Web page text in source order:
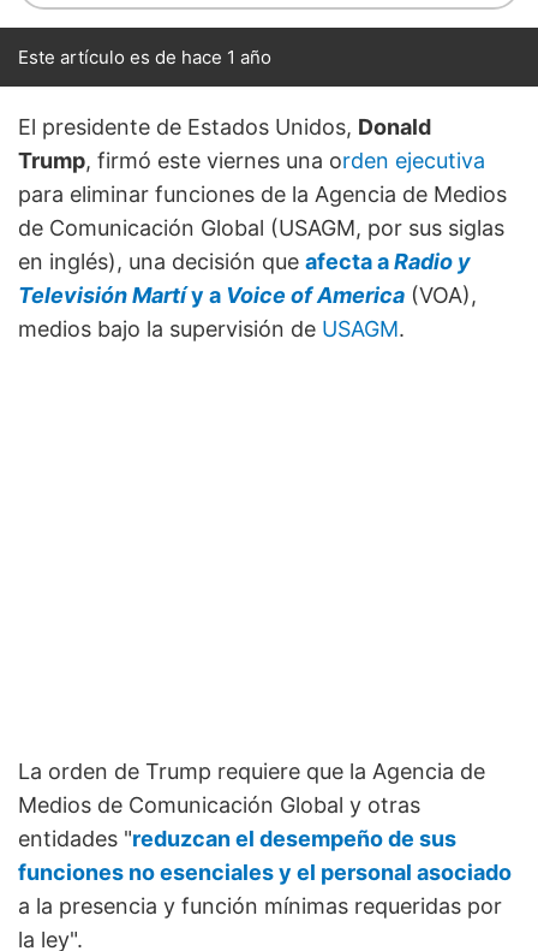
Este artículo es de hace 1 año
El presidente de Estados Unidos, Donald
Trump, firmó este viernes una orden ejecutiva
para eliminar funciones de la Agencia de Medios
de Comunicación Global (USAGM, por sus siglas
en inglés), una decisión que afecta aRadio y
Televisión Martíy a Voice of America (VOA),
medios bajo la supervisión de USAGM.
La orden de Trump requiere que la Agencia de
Medios de Comunicación Global y otras
entidades "reduzcan el desempeño de sus
funciones no esenciales y el personal asociado
a la presencia y función mínimas requeridas por
la ley".